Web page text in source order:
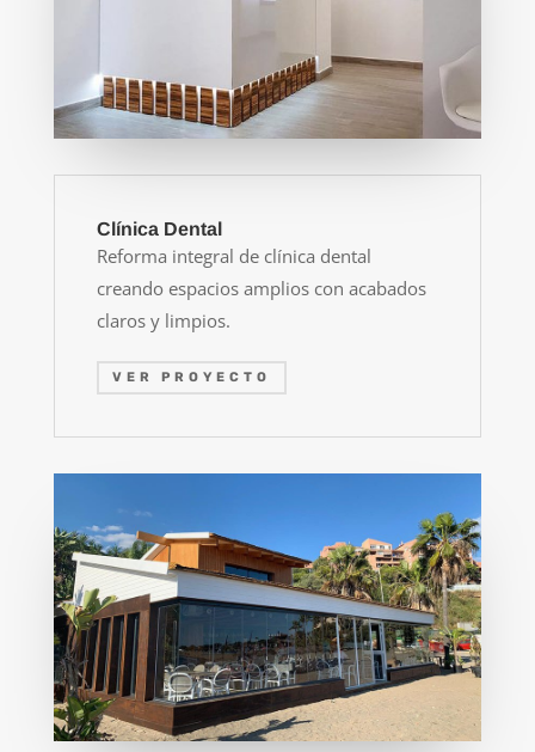
Clínica Dental
Reforma integral de clínica dental
creando espacios amplios con acabados
claros y limpios.
VER PROYECTO